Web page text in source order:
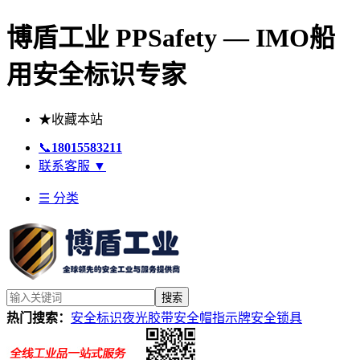
博盾工业 PPSafety — IMO船
用安全标识专家
★收藏本站
📞18015583211
联系客服 ▼
☰ 分类
搜索
热门搜索： 安全标识夜光胶带安全帽指示牌安全锁具